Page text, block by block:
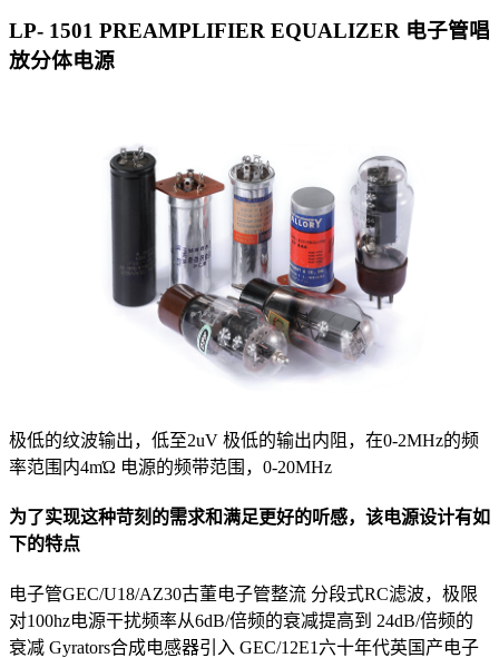
LP- 1501 PREAMPLIFIER EQUALIZER 电子管唱
放分体电源
极低的纹波输出，低至2uV 极低的输出内阻，在0-2MHz的频
率范围内4mΏ 电源的频带范围，0-20MHz
为了实现这种苛刻的需求和满足更好的听感，该电源设计有如
下的特点
电子管GEC/U18/AZ30古董电子管整流 分段式RC滤波，极限
对100hz电源干扰频率从6dB/倍频的衰减提高到 24dB/倍频的
衰减 Gyrators合成电感器引入 GEC/12E1六十年代英国产电子